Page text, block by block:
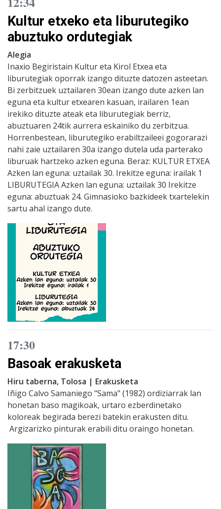
Kultur etxeko eta liburutegiko
abuztuko ordutegiak
Alegia
Inaxio Begiristain Kultur eta Kirol Etxea eta
liburutegiak oporrak izango dituzte datozen asteetan.
Bi zerbitzuek uztailaren 30ean izango dute azken lan
eguna eta kultur etxearen kasuan, irailaren 1ean
irekiko dituzte ateak eta liburutegiak berriz,
abuztuaren 24tik aurrera eskainiko du zerbitzua.
Horrenbestean, liburutegiko erabiltzaileei gogorarazi
nahi zaie uztailaren 30a izango dutela uda parterako
liburuak hartzeko azken eguna. Beraz: KULTUR ETXEA
Azken lan eguna: uztailak 30. Irekitze eguna: irailak 1
LIBURUTEGIA Azken lan eguna: uztailak 30 Irekitze
eguna: abuztuak 24. Gimnasioko bazkideek txartelekin
sartu ahal izango dute.
17:30
Basoak erakusketa
Hiru taberna, Tolosa | Erakusketa
Iñigo Calvo Samaniego "Sama" (1982) ordiziarrak lan
honetan baso magikoak, urtaro ezberdinetako
koloreak begirada berezi batekin erakusten ditu.
Argizarizko pinturak erabili ditu oraingo honetan.